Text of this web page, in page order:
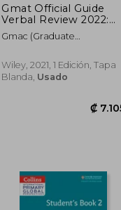
₡ 15.576
Gmat Official Guide
Verbal Review 2022:
Book + Online
Question Bank (en
Gmac (Graduate
Coun
Wiley, 2021, 1 Edición, Tapa
Blanda, Usado